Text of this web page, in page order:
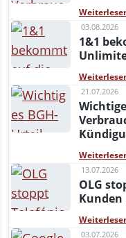
03.08.2026
1&1
21.07.2026
13.07.2026
OLG
Kunden
03.07.2026